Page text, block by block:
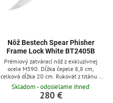
Nôž Bestech Spear Phisher
Frame Lock White BT2405B
Prémiový zatvárací nôž z exkluzívnej
ocele M390. Dĺžka čepele 8,8 cm,
celková dĺžka 20 cm. Rukoväť z titánu a
stredná časť uhlíkového vlákna s
mramorovým vzhľadom. Poistka frame
lock, klip na zavesenie.
Skladom - odosielame ihneď
280 €